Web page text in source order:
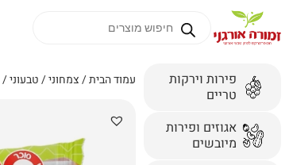
פירות וירקות
טריים
אגוזים ופירות
מיובשים
עמוד הבית/צמחוני / טבעוני/